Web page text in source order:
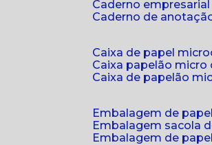
caderno
caderno de
caixa de papel
caixa papelão
caixa de papelão
embalagem de
embalagem sacola
embalagem de